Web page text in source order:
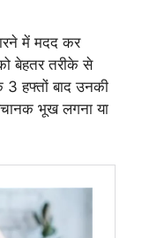
में मदद कर
बेहतर तरीके से
3 हफ्तों बाद उनकी
भूख लगना या